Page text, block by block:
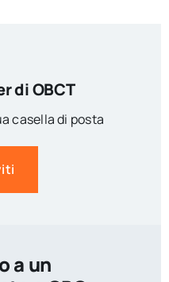
di OBCT
casella di posta
a un